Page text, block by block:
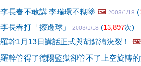
李長春不敢講 李瑞環不糊塗 🖼️ 2003/1/18 (
李長春打「擦邊球」
2003/1/18 (13,897次)
羅幹1月13日講話正式與胡錦濤決裂！
🖼️
羅幹管得了德陽監獄卻管不了上空旋轉